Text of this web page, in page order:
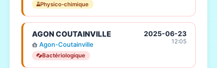
Physico-chimique
AGON COUTAINVILLE
Agon-Coutainville
Bactériologique
2025-06-23
12:05